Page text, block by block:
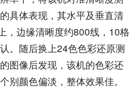
具体表现，其水平及垂直清
，边缘清晰度约800线，10格
。随后换上24色色彩还原测
图像后发现，该机的色彩还
别颜色偏淡，整体效果佳。